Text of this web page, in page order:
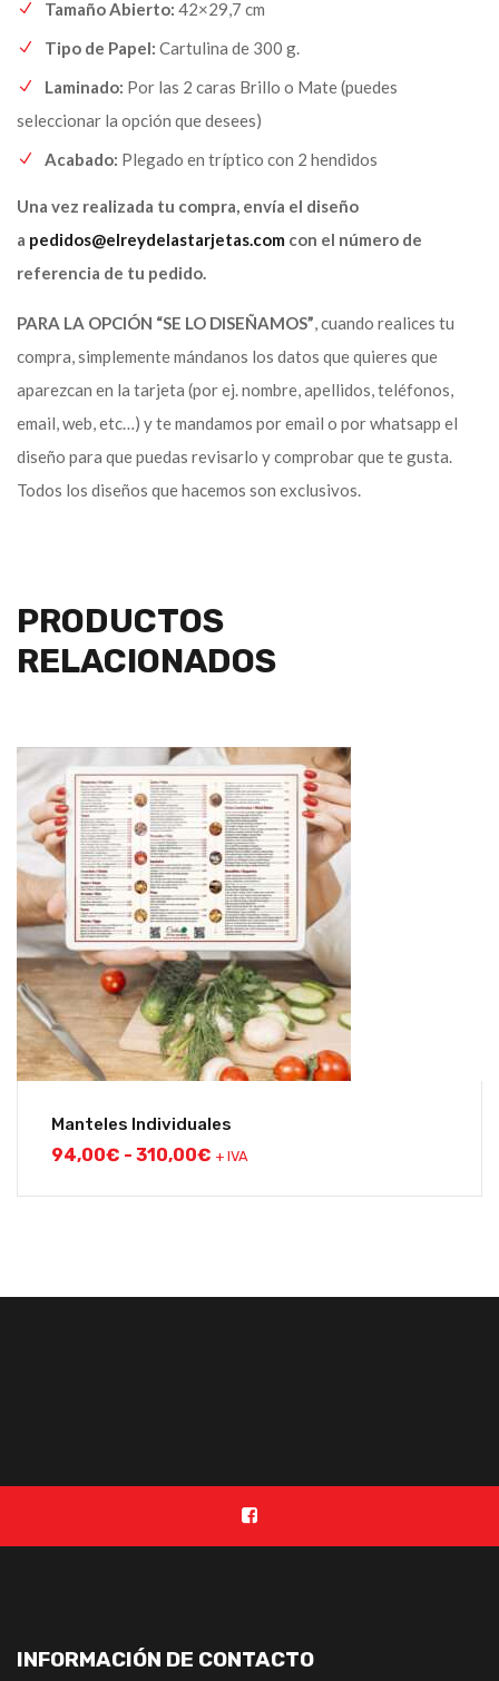
Tamaño Abierto: 42×29,7 cm
Tipo de Papel: Cartulina de 300 g.
Laminado: Por las 2 caras Brillo o Mate (puedes
seleccionar la opción que desees)
Acabado: Plegado en tríptico con 2 hendidos
Una vez realizada tu compra, envía el diseño
a pedidos@elreydelastarjetas.com con el número de
referencia de tu pedido.
PARA LA OPCIÓN “SE LO DISEÑAMOS”, cuando realices tu
compra, simplemente mándanos los datos que quieres que
aparezcan en la tarjeta (por ej. nombre, apellidos, teléfonos,
email, web, etc…) y te mandamos por email o por whatsapp el
diseño para que puedas revisarlo y comprobar que te gusta.
Todos los diseños que hacemos son exclusivos.
PRODUCTOS
RELACIONADOS
Manteles Individuales
94,00€ - 310,00€ + IVA
INFORMACIÓN DE CONTACTO